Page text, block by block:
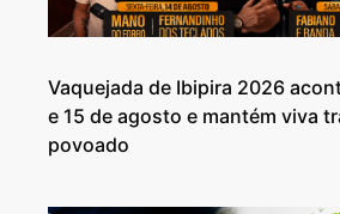
Vaquejada de Ibipira 2026
e 15 de agosto e mantém viva
povoado